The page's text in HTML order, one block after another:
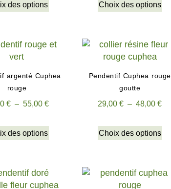
des options Choix des options
argenté Cuphea
rouge
€ – 55,00 €
des options
Pendentif Cuphea rouge
goutte
29,00€ – 48,00€
Choix des options